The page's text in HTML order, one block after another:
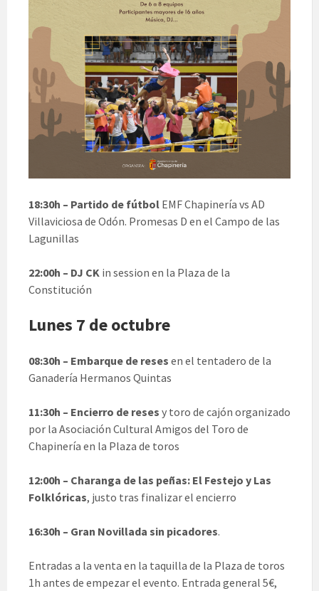
18:30h – Partido de fútbol EMF Chapinería vs AD
Villaviciosa de Odón. Promesas D en el Campo de las
Lagunillas
22:00h – DJ CK in session en la Plaza de la
Constitución
Lunes 7 de octubre
08:30h – Embarque de reses en el tentadero de la
Ganadería Hermanos Quintas
11:30h – Encierro de reses y toro de cajón organizado
por la Asociación Cultural Amigos del Toro de
Chapinería en la Plaza de toros
12:00h – Charanga de las peñas: El Festejo y Las
Folklóricas, justo tras finalizar el encierro
16:30h – Gran Novillada sin picadores.
Entradas a la venta en la taquilla de la Plaza de toros
1h antes de empezar el evento. Entrada general 5€,